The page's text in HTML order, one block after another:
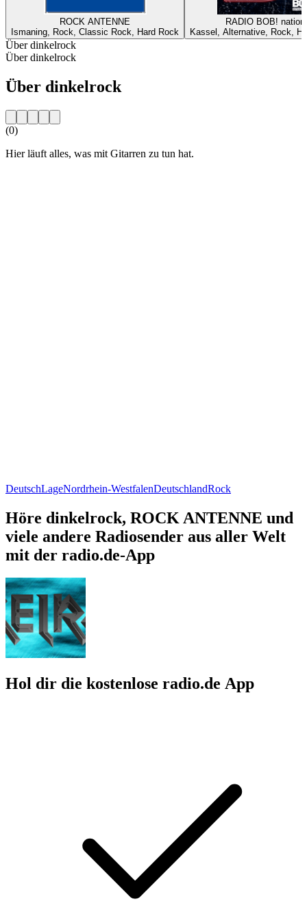
ROCK ANTENNE
Ismaning, Rock, Classic Rock, Hard Rock
RADIO BOB!
Kassel, Alternative, Rock,
Über dinkelrock
Über dinkelrock
Über dinkelrock
(0)
Hier läuft alles, was mit Gitarren zu tun hat.
DeutschLageNordrhein-WestfalenDeutschlandRock
Höre dinkelrock, ROCK ANTENNE und
viele andere Radiosender aus aller Welt
mit der radio.de-App
Hol dir die kostenlose radio.de App